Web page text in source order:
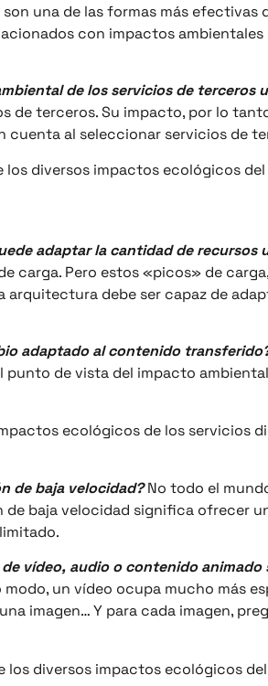
una de las formas más efectivas
con impactos
de los servicios de terceros
de terceros. Su impacto, por lo
cuenta al seleccionar servicios de
diversos impactos ecológicos
adaptar la cantidad de recursos
carga. Pero estos «picos» de
debe ser capaz de
adaptado al contenido
de vista del impacto
ecológicos de los servicios
de baja velocidad?No todo el
baja velocidad significa ofrecer
vídeo, audio o contenido animado
un vídeo ocupa mucho más
imagen… Y para cada imagen,
diversos impactos ecológicos